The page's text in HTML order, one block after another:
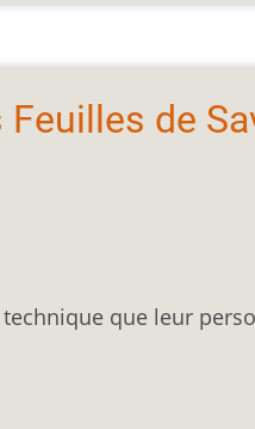
de
que leur